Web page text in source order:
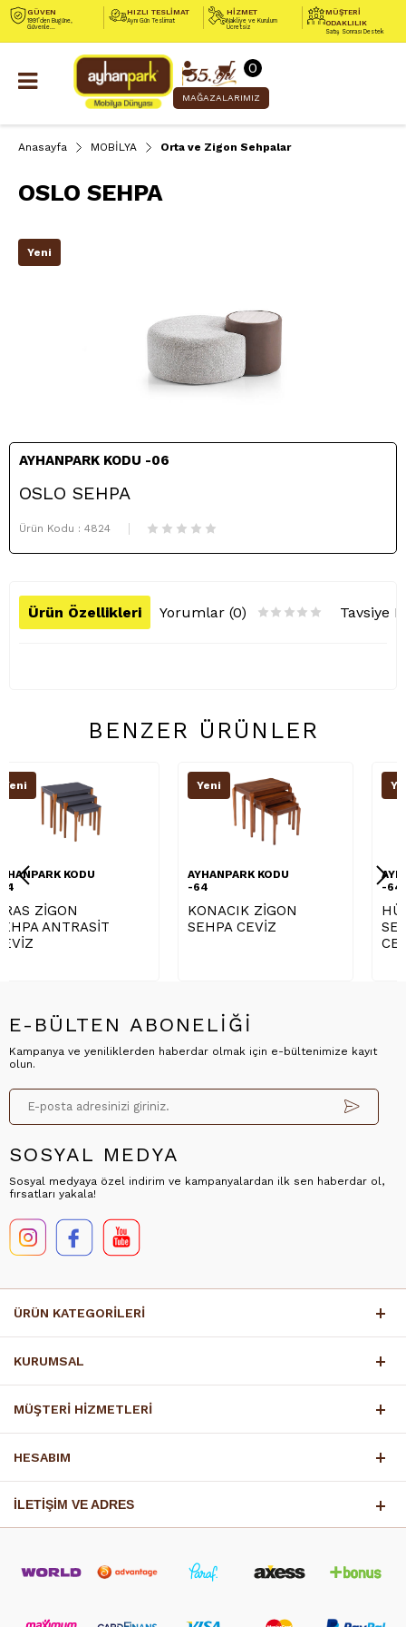
GÜVEN
1991’den Bugüne,
Güvenle...
HIZLI TESLİMAT
Aynı Gün Teslimat
HİZMET
Nakliye ve Kurulum
Ücretsiz
MÜŞTERİ
ODAKLILIK
Satış Sonrası Destek
0
MAĞAZALARIMIZ
Anasayfa MOBİLYA Orta ve Zigon Sehpalar
OSLO SEHPA
Yeni
AYHANPARK KODU -06
OSLO SEHPA
Ürün Kodu : 4824
Ürün Özellikleri Yorumlar (0) Tavsiye
BENZER ÜRÜNLER
Yeni
AYHANPARK KODU
KONACIK ZİGON
SEHPA CEVİZ
Yeni
AYHANPARK KODU
HÜRKUŞ ORTA
SEHPA KREM
E-BÜLTEN ABONELİĞİ
Kampanya ve yeniliklerden haberdar olmak için e-bültenimize kayıt
olun.
SOSYAL MEDYA
Sosyal medyaya özel indirim ve kampanyalardan ilk sen haberdar ol,
fırsatları yakala!
ÜRÜN KATEGORİLERİ
KURUMSAL
MÜŞTERİ HİZMETLERİ
HESABIM
İLETİŞİM VE ADRES